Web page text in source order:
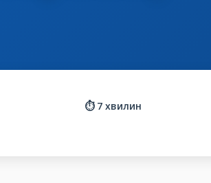
⏱️ 7 хвилин